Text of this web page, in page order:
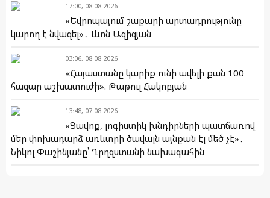
17:00, 08.08.2026
«Եվրոպայում շաքարի արտադրությունը
կարող է նվազել»․ Լևոն Ազիզյան
03:06, 08.08.2026
«Հայաստանը կարիք ունի ավելի քան 100
հազար աշխատուժի». Թաթուլ Հակոբյան
13:48, 07.08.2026
«Ցավոք, լոգիստիկ խնդիրների պատճառով
մեր փոխադարձ առևտրի ծավալն այնքան էլ մեծ չէ»․
Նիկոլ Փաշինյանը՝ Ղրղզստանի նախագահին